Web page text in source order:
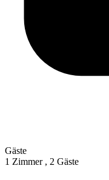
Gäste
1 Zimmer , 2 Gäste